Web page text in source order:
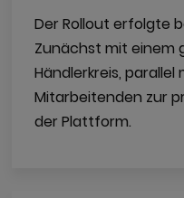
Der Rollout erfolgte
Zunächst mit einem
Händlerkreis,
Mitarbeitenden zur
der Plattform.